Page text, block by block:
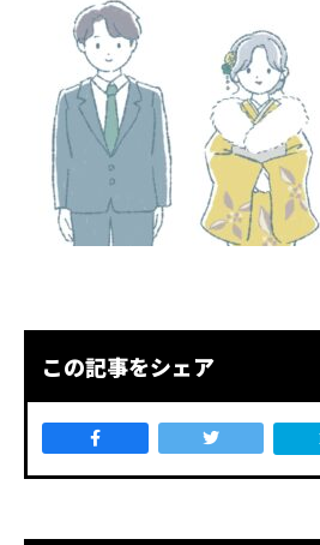
この記事をシェア